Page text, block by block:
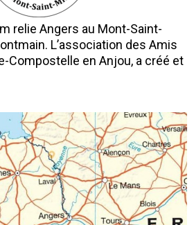
relie Angers au Mont-Saint-
L’association des Amis
Compostelle en Anjou, a créé et